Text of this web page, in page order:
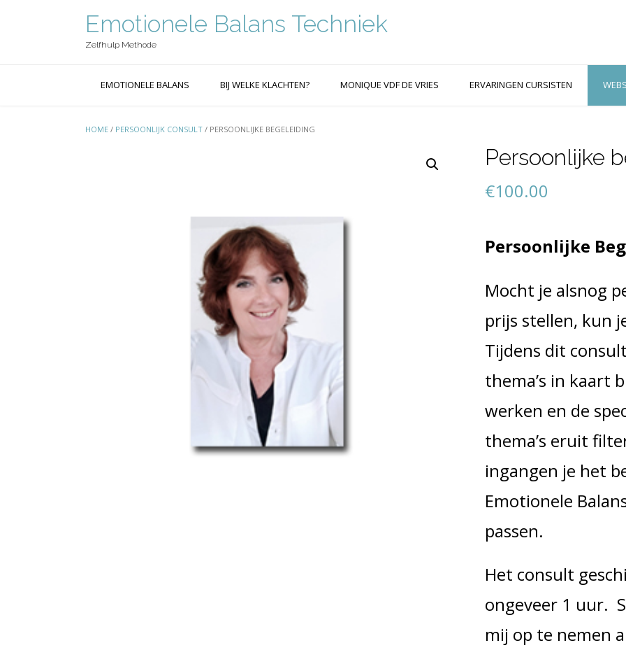
Emotionele Balans Techniek
Zelfhulp Methode
EMOTIONELE BALANS BIJ WELKE KLACHTEN? MONIQUE VDF DE VRIES ERVARINGEN CURSISTEN
HOME / PERSOONLIJK CONSULT / PERSOONLIJKE BEGELEIDING
Persoonlijke
€100.00
Persoonlijke
Mocht je alsnog
prijs stellen, kun
Tijdens dit
thema’s in kaart
werken en de
thema’s eruit
ingangen je het
Emotionele
passen.
Het consult
ongeveer 1 uur.
mij op te nemen